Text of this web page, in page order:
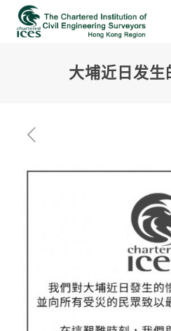
大埔近日发生